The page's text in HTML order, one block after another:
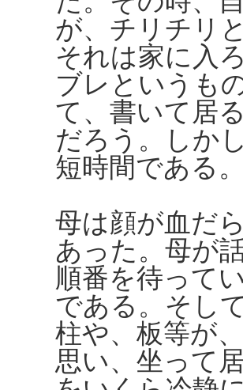
が、チリチリ
それは家に入
ブレというも
て、書いて居
だろう。しか
短時間である
母は顔が血だ
あった。母が
順番を待って
である。そし
柱や、板等が
思い、坐って